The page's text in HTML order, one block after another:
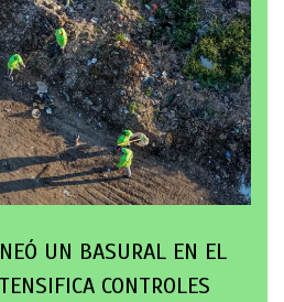
UN BASURAL EN EL
CONTROLES